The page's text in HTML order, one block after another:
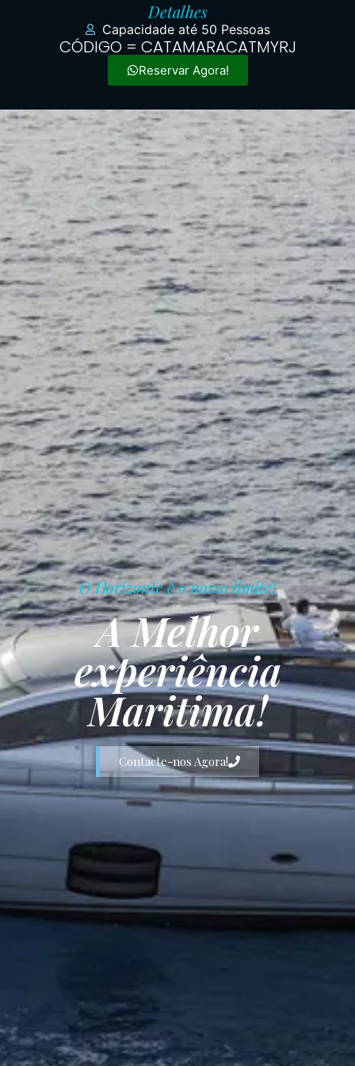
Detalhes
Capacidade até 50 Pessoas
CÓDIGO = CATAMARACATMYRJ
Reservar Agora!
O Horizonte é o nosso limite!
A Melhor
experiência
Maritima!
Contacte-nos Agora!